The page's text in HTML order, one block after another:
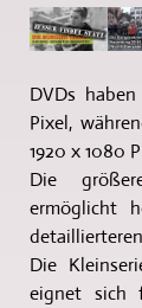
DVDs
Pixel,
1920 x 1080
Die
ermöglicht
Die
eignet sich